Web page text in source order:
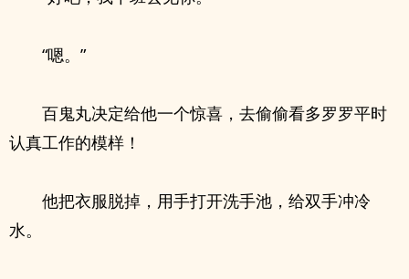
“嗯。”
百鬼丸决定给他一个惊喜，去偷偷看多罗罗平时
认真工作的模样！
他把衣服脱掉，用手打开洗手池，给双手冲冷
水。